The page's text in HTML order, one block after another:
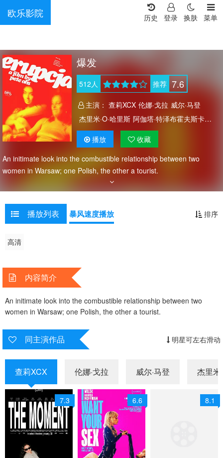
欧乐影院 菜单
换肤
登录
历史
爆发
512人 推荐 7.6
主演： 查莉XCX 伦娜·戈拉 威尔·马登
杰里米·O·哈里斯 阿伽塔·特泽布霍夫斯卡
Maja Michnacka Jan Lubaczewski
Jacek Zubiel
Marcin Malisz
Aleksander Lipski-Reinstein Jakub Galecki
Mirra Prudowska Grzegorz Pluciennik
Julia Swiech Bartlomiej Palubicki
播放
收藏
An initimate look into the combustible relationship between two
women in Warsaw; one Polish, the other a tourist.
播放列表 排序
暴风速度播放
高清
内容简介
An initimate look into the combustible relationship between two
women in Warsaw; one Polish, the other a tourist.
同主演作品 明星可左右滑动
查莉XCX 伦娜·戈拉 威尔·马登 杰里米
7.3 6.6 8.1